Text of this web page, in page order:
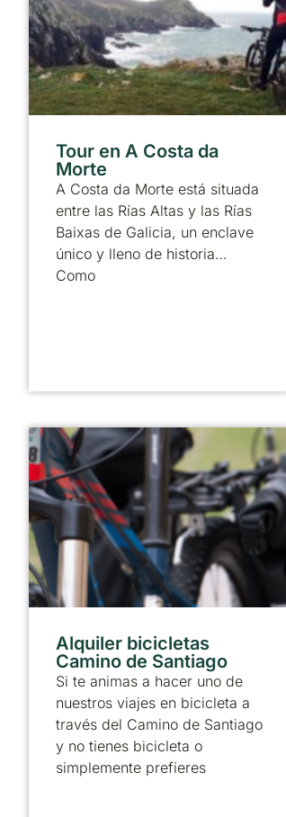
Tour en A Costa da
Morte
A Costa da Morte está situada
entre las Rías Altas y las Rías
Baixas de Galicia, un enclave
único y lleno de historia…
Como
Alquiler bicicletas
Camino de Santiago
Si te animas a hacer uno de
nuestros viajes en bicicleta a
través del Camino de Santiago
y no tienes bicicleta o
simplemente prefieres